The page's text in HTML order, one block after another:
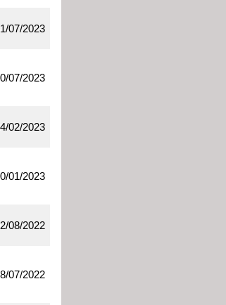
07/2023
07/2023
02/2023
01/2023
08/2022
07/2022